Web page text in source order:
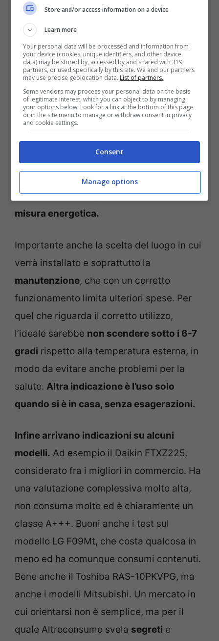
(AnsaFoto)
AltroConsumo
dei risparmiatori, parte dai consigli su
installazione e utilizzo degli apparecchi.
Un modo per limitare le spese e capire
come ridurre l’impatto della bolletta. Il
primo suggerimento è valutare la
grandezza della stanza scegliendo la
potenza necessaria in una speciale tabella
BTU (British Termal Unit)
usata dai paesi anglosassoni comeunita di
misura energetica.
Importante anche la scelta del luogo in cui
verrà installato e soprattutto la
manutenzione, che con un corretto
funzionamento limita ulteriori spese. Per
quel che riguarda il corretto utilizzo,
l’ideale sarebbe non scendere sotto i 6-7
gradi rispetto alla temperatura esterna, in
modo da evitare anche problemi per la
salute. Altra indicazione è l’uso solo
quando si è in casa, senza esagerazioni.
Infine arrivano indicazioni su alcuni
modelli. Ad esempio il Daikin FTXZ225,
considerato fra i migliori in commercio. Ha
una valutazione complessiva molto alta,
non consuma molto ed è chiaramente un
classe A+++. Buoni anche i test sul
modello LG F09Mt, che costa qualcosa in
meno ed ha comunque consumi contenuti.
Bene anche il Toshiba RAS-10PKVPG, ma
anche i modelli Mitsubishi. Un mercato in
cui orientarsi non è semplice, ma per il
quale Altroconsumo svela segreti e
Store and/or access information on a device
Learn more
Your personal data will be processed and information from
your device (cookies, unique identifiers, and other device
data) may be stored by, accessed by and shared with 319
partners, or used specifically by this site. We and our partners
may use precise geolocation data. List of partners.
Some vendors may process your personal data on the basis
of legitimate interest, which you can object to by managing
your options below. Look for a link at the bottom of this page
or in the site menu to manage or withdraw consent in privacy
and cookie settings.
Consent
Manage options